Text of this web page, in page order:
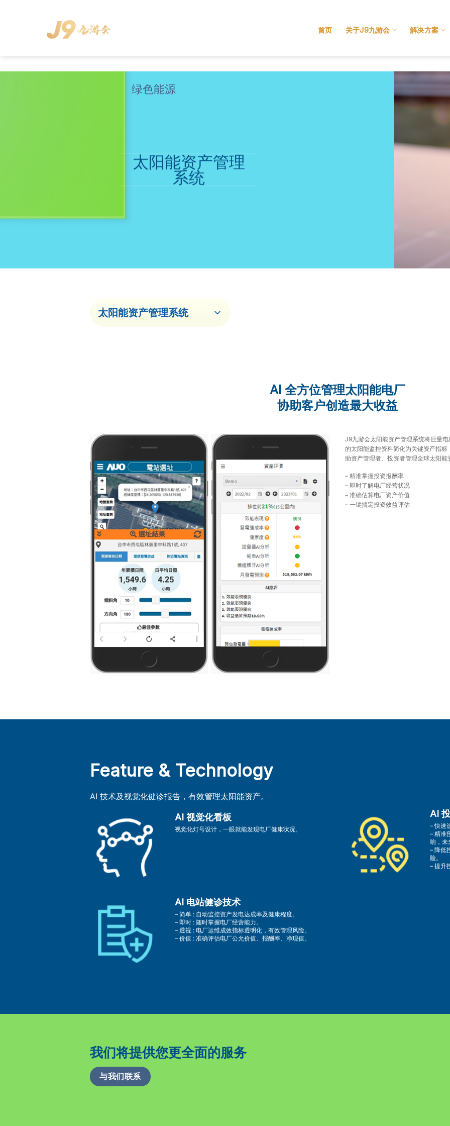
首页 关于J9九游会 解决方案
绿色能源
太阳能资产管理
系统
AI 全方位管理太阳能电厂
协助客户创造最大收益
J9九游会太阳能资产管理系统将巨量
的太阳能监控资料简化为关键资产指
助资产管理者、投资者管理全球太阳能
– 精准掌握投资报酬率
– 即时了解电厂经营状况
– 准确估算电厂资产价值
– 一键搞定投资效益评估
Feature & Technology
AI 技术及视觉化健诊报告，有效管理太阳能资产。
AI 视觉化看板
视觉化灯号设计，一眼就能发现电厂健康状况。
AI 电站健诊技术
– 简单 : 自动监控资产发电达成率及健康程度。
– 即时 : 随时掌握电厂经营能力。
– 透视 : 电厂运维成效指标透明化，有效管理风险。
– 价值 : 准确评估电厂公允价值、报酬率、净现值。
AI
– 快速
– 精准
响，未
– 降低
险。
– 提升
我们将提供您更全面的服务
与我们联系